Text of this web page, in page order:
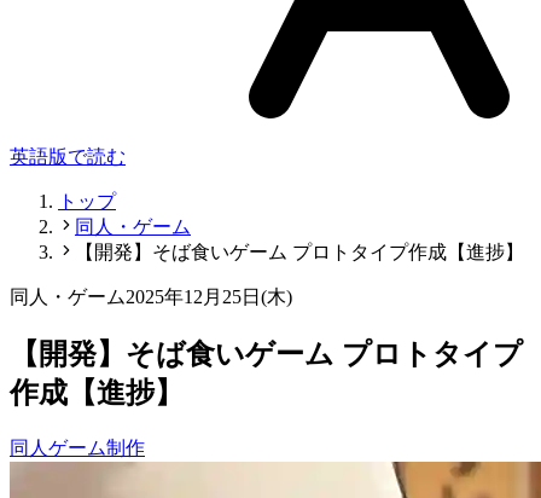
英語版で読む
トップ
同人・ゲーム
【開発】そば食いゲーム プロトタイプ作成【進捗】
同人・ゲーム2025年12月25日(木)
【開発】そば食いゲーム プロトタイプ
作成【進捗】
同人 ゲーム制作